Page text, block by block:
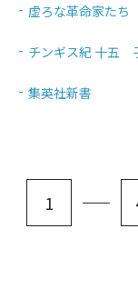
虚ろな革命家た
チンギス紀 十五
集英社新書
1